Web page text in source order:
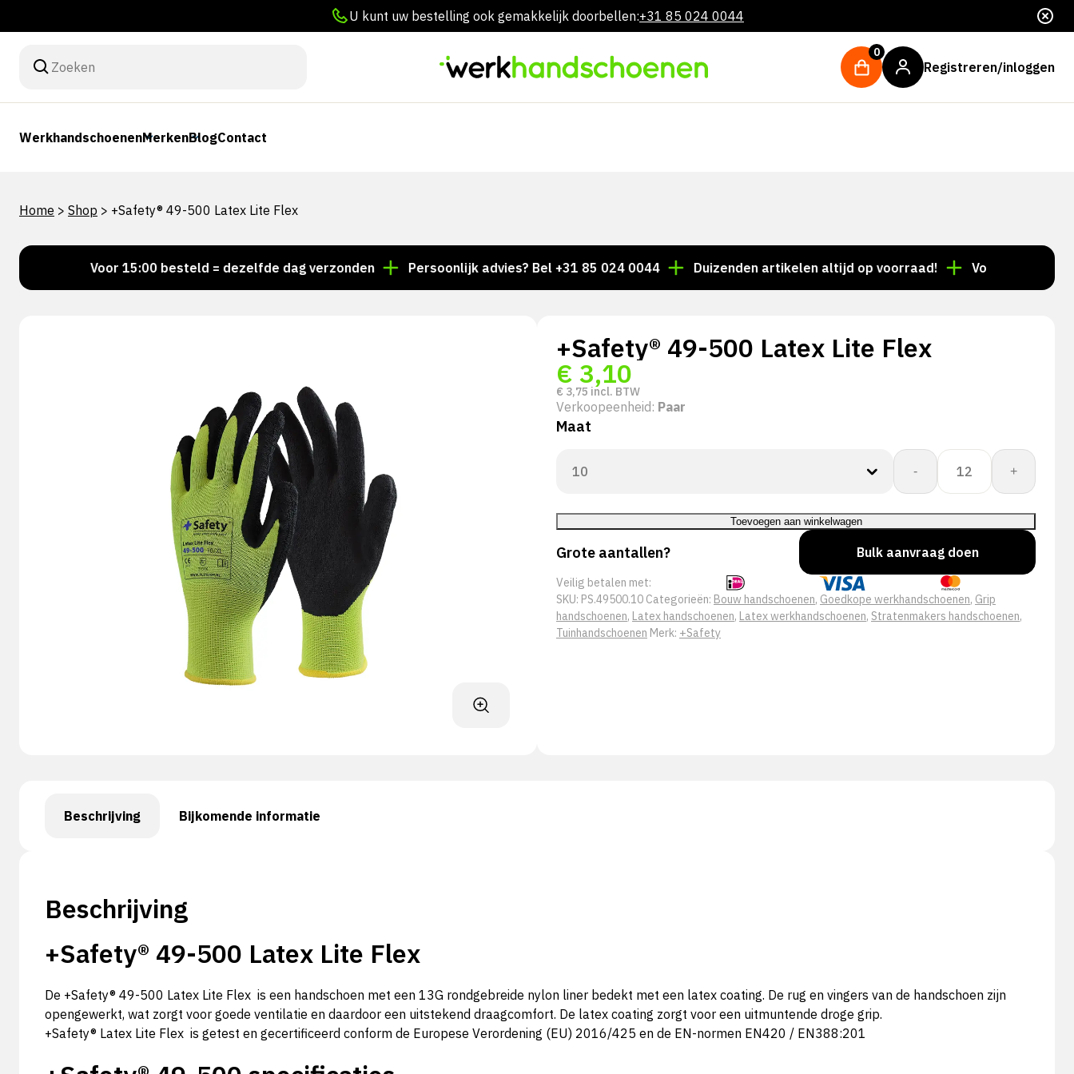
U kunt uw bestelling ook gemakkelijk doorbellen:+31 85 024 0044
0
Registreren/inloggen
WerkhandschoenenMerkenBlogContact
Home > Shop > +Safety® 49-500 Latex Lite Flex
Voor 15:00 besteld = dezelfde dag verzonden Persoonlijk advies? Bel +31 85 024 0044 Duizenden artikelen altijd op voorraad! Voor 15:00 besteld =
+Safety® 49-500 Latex Lite Flex
€ 3,10
€ 3,75 incl. BTW
Verkoopeenheid: Paar
Maat
-
+Safety®
500
Latex
Lite
Flex
aantal
+
Toevoegen aan winkelwagen
Grote aantallen? Bulk aanvraag doen
Veilig betalen met:
SKU: PS.49500.10 Categorieën: Bouw handschoenen, Goedkope werkhandschoenen, Grip
handschoenen, Latex handschoenen, Latex werkhandschoenen, Stratenmakers handschoenen,
Tuinhandschoenen Merk: +Safety
Beschrijving Bijkomende informatie
Beschrijving
+Safety® 49-500 Latex Lite Flex
De +Safety® 49-500 Latex Lite Flex is een handschoen met een 13G rondgebreide nylon liner bedekt met een latex coating. De rug en vingers van de handschoen zijn
opengewerkt, wat zorgt voor goede ventilatie en daardoor een uitstekend draagcomfort. De latex coating zorgt voor een uitmuntende droge grip.
+Safety® Latex Lite Flex is getest en gecertificeerd conform de Europese Verordening (EU) 2016/425 en de EN-normen EN420 / EN388:201